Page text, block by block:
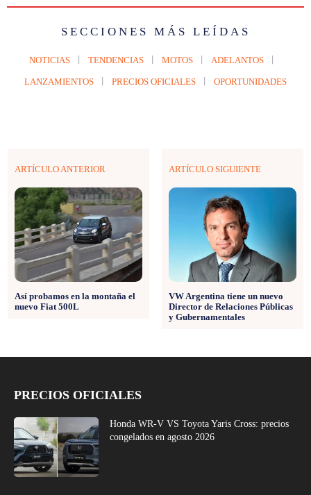
SECCIONES MÁS LEÍDAS
NOTICIAS TENDENCIAS MOTOS ADELANTOS
LANZAMIENTOS PRECIOS OFICIALES OPORTUNIDADES
ARTÍCULO ANTERIOR
Así probamos en la montaña el
nuevo Fiat 500L
ARTÍCULO SIGUIENTE
VW Argentina tiene un nuevo
Director de Relaciones Públicas
y Gubernamentales
PRECIOS OFICIALES
Honda WR-V VS Toyota Yaris Cross: precios
congelados en agosto 2026